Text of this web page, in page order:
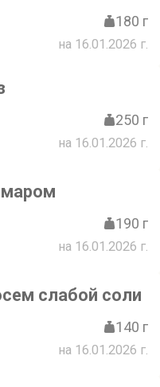
180 г
на 16.01.2026 г.
250 г
на 16.01.2026 г.
190 г
на 16.01.2026 г.
слабой соли
140 г
на 16.01.2026 г.